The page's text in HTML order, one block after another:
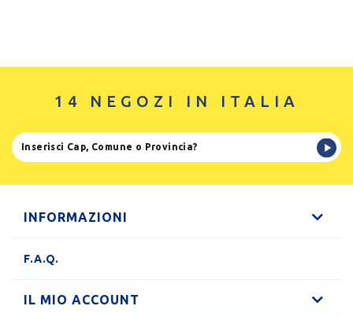
14 NEGOZI IN ITALIA
INFORMAZIONI
F.A.Q.
IL MIO ACCOUNT